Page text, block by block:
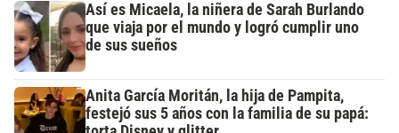
Así es Micaela, la niñera de Sarah Burlando
que viaja por el mundo y logró cumplir uno
de sus sueños
Anita García Moritán, la hija de Pampita,
festejó sus 5 años con la familia de su papá: